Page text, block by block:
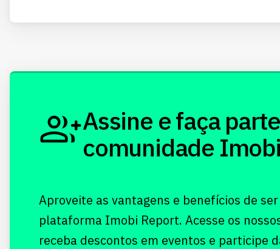
Assine e faça
comunidade
Aproveite as vantagens e benefícios de
plataforma Imobi Report. Acesse os
receba descontos em eventos e participe